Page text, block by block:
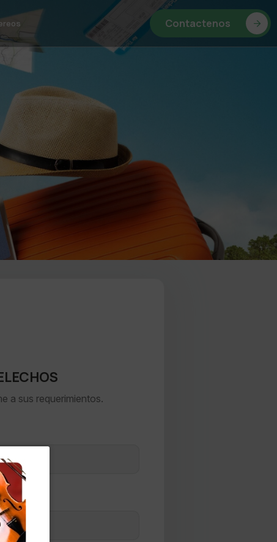
Contactenos
a sus requerimientos.